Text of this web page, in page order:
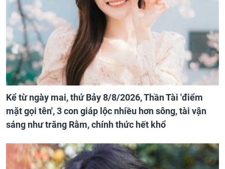
Kể từ ngày mai, thứ Bảy 8/8/2026, Thần Tài 'điểm
mặt gọi tên', 3 con giáp lộc nhiều hơn sông, tài vận
sáng như trăng Rằm, chính thức hết khổ